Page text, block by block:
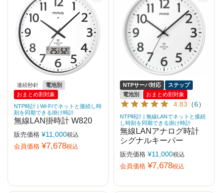
連続秒針
電池別
おまとめ割対象
NTP時計 | Wi-Fiでネットと接続し時
刻を同期できる掛け時計
無線LAN掛時計 W820
販売価格 ¥11,000税込
会員価格 ¥7,678税込
NTPサーバ対応
ステップ
電池別
おまとめ割対象
4.83 （6）
NTP時計 | 無線LANでネットと接続
し時刻を同期できる掛け時計
無線LANアナログ時計
シグナルキーパー
販売価格 ¥11,000税込
会員価格 ¥7,678税込